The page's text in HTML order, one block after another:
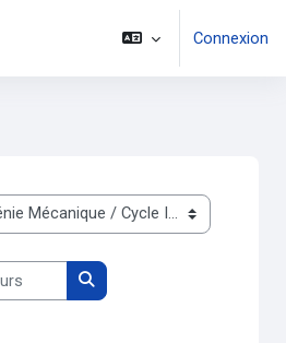
Connexion
Rechercher des cours